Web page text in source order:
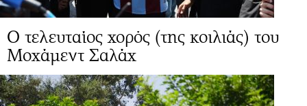
Ο τελευταίος χορός (της κοιλιάς) του
Μοχάμεντ Σαλάχ